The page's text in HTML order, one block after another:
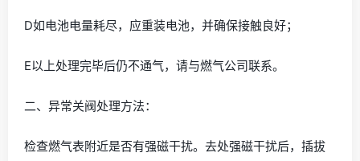
D如电池电量耗尽，应重装电池，并确保接触良好；
E以上处理完毕后仍不通气，请与燃气公司联系。
二、异常关阀处理方法：
检查燃气表附近是否有强磁干扰。去处强磁干扰后，插拔